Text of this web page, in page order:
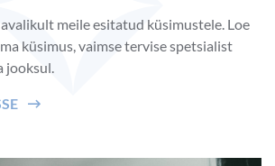
meile esitatud küsimustele. Loe
küsimus, vaimse tervise spetsialist
jooksul.